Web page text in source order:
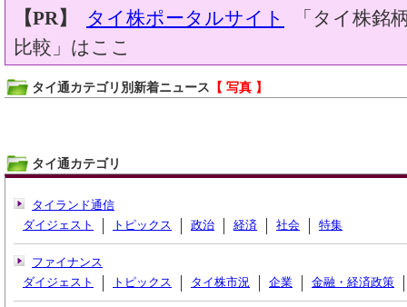
【PR】 タイ株ポータルサイト
「タイ株銘
比較」はここ
タイ通カテゴリ別新着ニュース 【 写真 】
タイ通カテゴリ
タイランド通信
ダイジェスト
トピックス 政治 経済 社会 特集
ファイナンス
ダイジェスト
トピックス タイ株市況 企業 金融・経済政策